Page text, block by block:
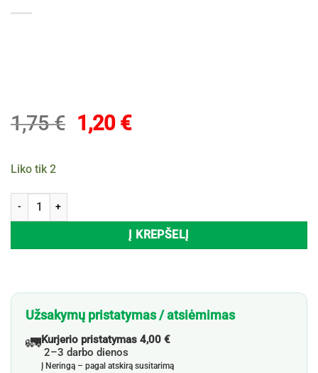
1,75€ Original
1,20 €Current
Liko tik 2
produkto kiekis: Plaukų gumytės SETABLU, 10 vnt.
Į KREPŠELĮ
Užsakymų pristatymas / atsiėmimas
🚛Kurjerio pristatymas 4,00 €
2–3 darbo dienos
Į Neringą – pagal atskirą susitarimą